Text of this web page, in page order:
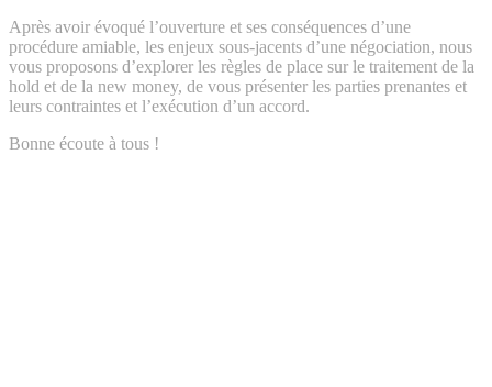
Après avoir évoqué l’ouverture et ses conséquences d’une
procédure amiable, les enjeux sous-jacents d’une négociation, nous
vous proposons d’explorer les règles de place sur le traitement de la
hold et de la new money, de vous présenter les parties prenantes et
leurs contraintes et l’exécution d’un accord.
Bonne écoute à tous !